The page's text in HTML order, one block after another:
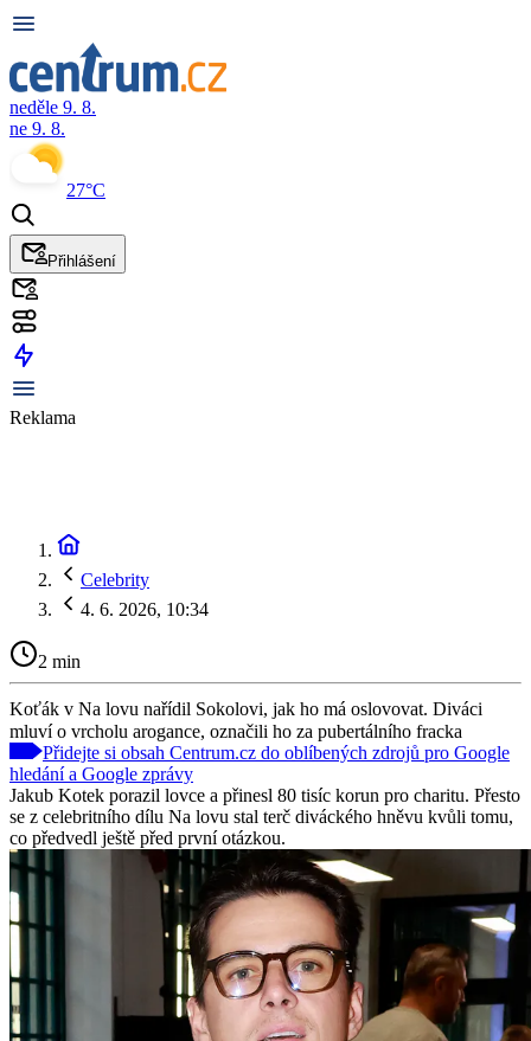
neděle 9. 8.
ne 9. 8.
27°C
Přihlášení
Reklama
Celebrity
4. 6. 2026, 10:34
2 min
Koťák v Na lovu nařídil Sokolovi, jak ho má oslovovat. Diváci
mluví o vrcholu arogance, označili ho za pubertálního fracka
Přidejte si obsah Centrum.cz do oblíbených zdrojů pro Google
hledání a Google zprávy
Jakub Kotek porazil lovce a přinesl 80 tisíc korun pro charitu. Přesto
se z celebritního dílu Na lovu stal terč diváckého hněvu kvůli tomu,
co předvedl ještě před první otázkou.